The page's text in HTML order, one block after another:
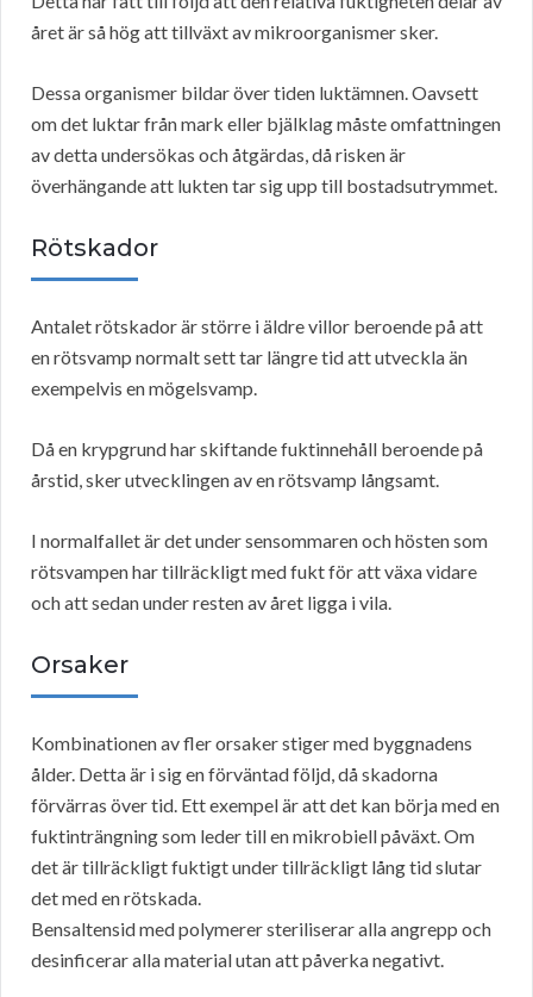
året är så hög att tillväxt av mikroorganismer sker.
Dessa organismer bildar över tiden luktämnen. Oavsett
om det luktar från mark eller bjälklag måste omfattningen
av detta undersökas och åtgärdas, då risken är
överhängande att lukten tar sig upp till bostadsutrymmet.
Rötskador
Antalet rötskador är större i äldre villor beroende på att
en rötsvamp normalt sett tar längre tid att utveckla än
exempelvis en mögelsvamp.
Då en krypgrund har skiftande fuktinnehåll beroende på
årstid, sker utvecklingen av en rötsvamp långsamt.
I normalfallet är det under sensommaren och hösten som
rötsvampen har tillräckligt med fukt för att växa vidare
och att sedan under resten av året ligga i vila.
Orsaker
Kombinationen av fler orsaker stiger med byggnadens
ålder. Detta är i sig en förväntad följd, då skadorna
förvärras över tid. Ett exempel är att det kan börja med en
fuktinträngning som leder till en mikrobiell påväxt. Om
det är tillräckligt fuktigt under tillräckligt lång tid slutar
det med en rötskada.
Bensaltensid med polymerer steriliserar alla angrepp och
desinficerar alla material utan att påverka negativt.